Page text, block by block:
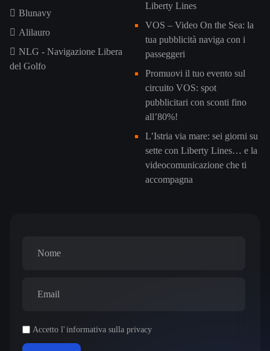
Blunavy
Alilauro
NLG - Navigazione Libera
del Golfo
Liberty Lines
VOS – Video On the Sea: la
tua pubblicità naviga con i
passeggeri
Promuovi il tuo evento sul
circuito VOS: spot
pubblicitari con sconti fino
all’80%!
L’Istria via mare: sei giorni su
sette con Liberty Lines… e la
videocomunicazione che ti
accompagna
Accetto l' informativa sulla privacy